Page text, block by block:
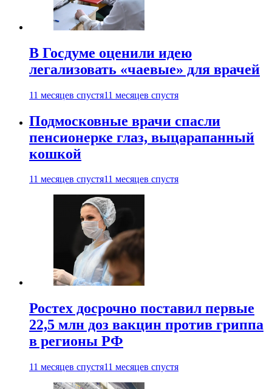
В Госдуме оценили идею
легализовать «чаевые» для врачей
11 месяцев спустя11 месяцев спустя
Подмосковные врачи спасли
пенсионерке глаз, выцарапанный
кошкой
11 месяцев спустя11 месяцев спустя
Ростех досрочно поставил первые
22,5 млн доз вакцин против гриппа
в регионы РФ
11 месяцев спустя11 месяцев спустя